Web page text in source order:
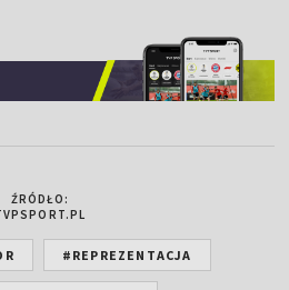
ŹRÓDŁO:
#REPREZENTACJA